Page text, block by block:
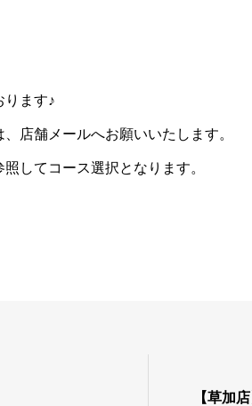
ります♪
店舗メールへお願いいたします。
してコース選択となります。
【草加